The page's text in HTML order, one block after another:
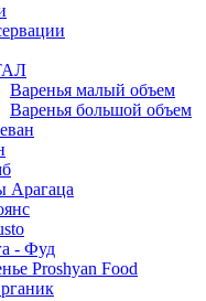
Варенья малый объем
Варенья большой объем
Арагаца
- Фуд
Proshyan Food